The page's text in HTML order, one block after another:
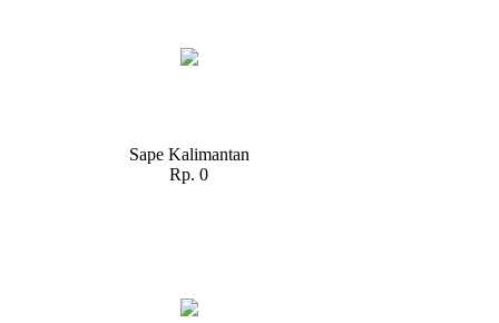
Sape Kalimantan
Rp. 0